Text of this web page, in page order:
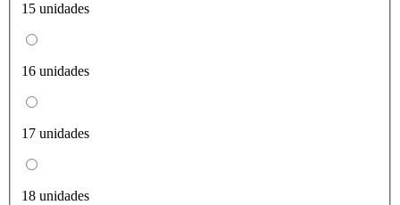
15 unidades
16 unidades
17 unidades
18 unidades